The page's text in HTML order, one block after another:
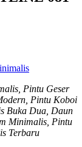
Pintu Geser
Pintu Koboi
Buka Dua, Daun
Minimalis, Pintu
Terbaru